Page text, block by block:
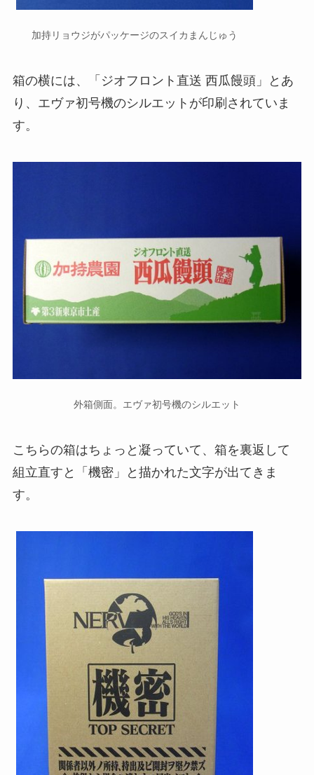
加持リョウジがパッケージのスイカまんじゅう
箱の横には、「ジオフロント直送 西瓜饅頭」とあ
り、エヴァ初号機のシルエットが印刷されていま
す。
外箱側面。エヴァ初号機のシルエット
こちらの箱はちょっと凝っていて、箱を裏返して
組立直すと「機密」と描かれた文字が出てきま
す。